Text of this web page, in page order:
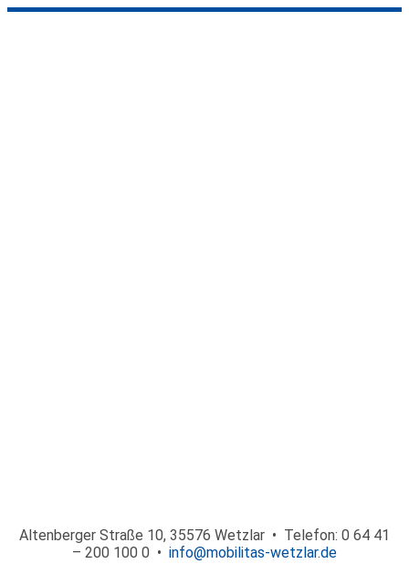
Inhalt
Altenberger Straße 10, 35576 Wetzlar • Telefon: 0 64 41
– 200 100 0 • info@mobilitas-wetzlar.de